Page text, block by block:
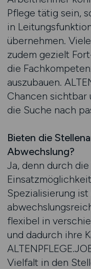
Pflege tätig sein,
in
übernehmen.
zudem gezielt
die
auszubauen.
Chancen
die Suche nach
Bieten die
Abwechslung?
Ja, denn durch
Spezialisierung
flexibel in
und dadurch ihre
Vielfalt in den